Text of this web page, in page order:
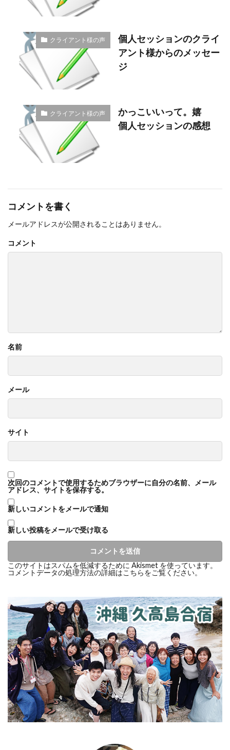
クライアント様の声
個人セッションのクライ
アント様からのメッセー
ジ
クライアント様の声
かっこいいって。嬉
個人セッションの感想
コメントを書く
メールアドレスが公開されることはありません。
コメント
名前
メール
サイト
次回のコメントで使用するためブラウザーに自分の名前、メール
アドレス、サイトを保存する。
新しいコメントをメールで通知
新しい投稿をメールで受け取る
このサイトはスパムを低減するために Akismet を使っています。
コメントデータの処理方法の詳細はこちらをご覧ください。